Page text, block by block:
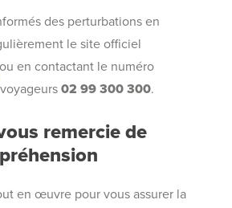
des perturbations en
le site officiel
ou en contactant le numéro
02 99 300 300.
remercie de
en œuvre pour vous assurer la